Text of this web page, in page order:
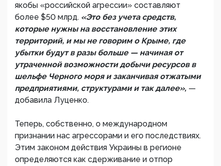
якобы «российской агрессии» составляют
более $50 млрд. «Это без учета средств,
которые нужны на восстановление этих
территорий, и мы не говорим о Крыме, где
убытки будут в разы больше — начиная от
утраченной возможности добычи ресурсов в
шельфе Черного моря и заканчивая отжатыми
предприятиями, структурами и так далее», —
добавила Луценко.
Теперь, собственно, о международном
признании нас агрессорами и его последствиях.
Этим законом действия Украины в регионе
определяются как сдерживание и отпор